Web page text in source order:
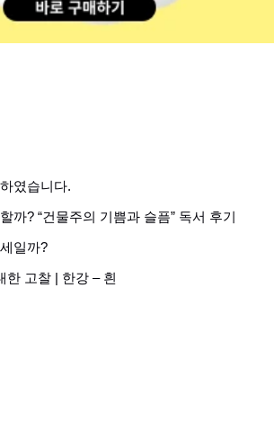
였습니다.
까? “건물주의 기쁨과 슬픔” 독서 후기
일까?
한 고찰 | 한강 – 흰